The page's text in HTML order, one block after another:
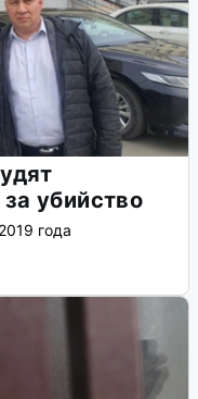
убийство
года